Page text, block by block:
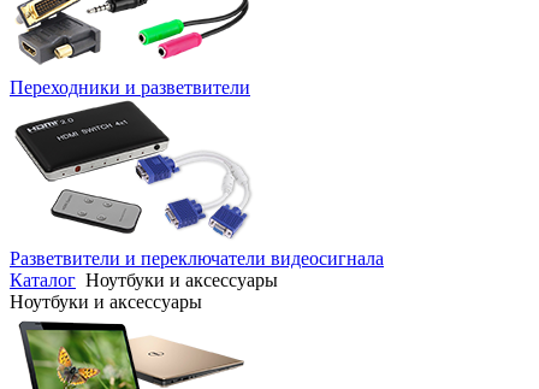
Переходники и разветвители
Разветвители и переключатели видеосигнала
Каталог Ноутбуки и аксессуары
Ноутбуки и аксессуары